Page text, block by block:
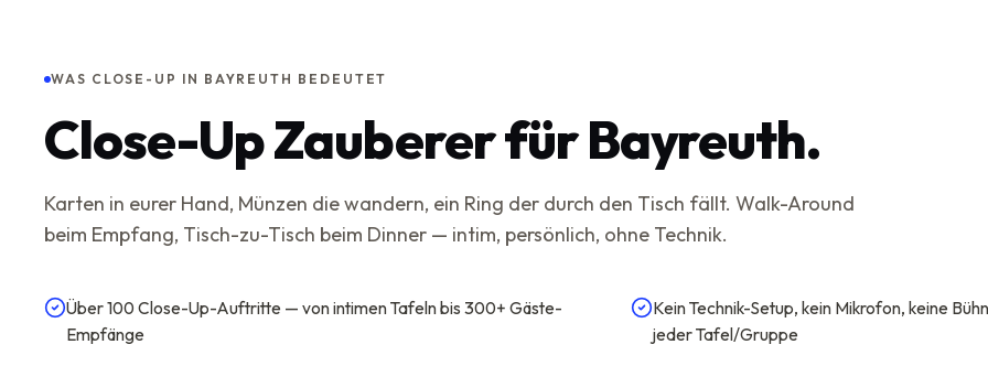
WAS CLOSE-UP IN BAYREUTH BEDEUTET
Close-Up Zauberer für Bayreuth.
Karten in eurer Hand, Münzen die wandern, ein Ring der durch den Tisch fällt. Walk-Around
beim Empfang, Tisch-zu-Tisch beim Dinner — intim, persönlich, ohne Technik.
Über 100 Close-Up-Auftritte — von intimen Tafeln bis 300+ Gäste-
Empfänge
Kein Technik-Setup, kein Mikrofon, keine
jeder Tafel/Gruppe